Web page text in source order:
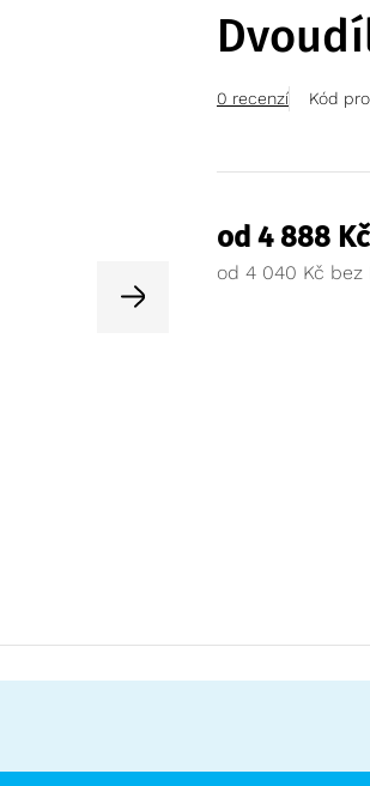
0 recenzí Kód
od 4 888 Kč
od 4 040 Kč